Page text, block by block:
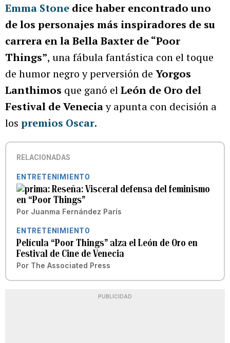
Emma Stone dice haber encontrado uno
de los personajes más inspiradores de su
carrera en la Bella Baxter de “Poor
Things”, una fábula fantástica con el toque
de humor negro y perversión de Yorgos
Lanthimos que ganó elLeón de Oro del
Festival de Veneciay apunta con decisión a
los premios Oscar.
RELACIONADAS
ENTRETENIMIENTO
Reseña: Visceral defensa del feminismo
en “Poor Things”
Por Juanma Fernández París
ENTRETENIMIENTO
Película “Poor Things” alza el León de Oro en
Festival de Cine de Venecia
Por The Associated Press
PUBLICIDAD